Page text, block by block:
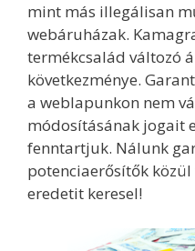
mint más illegálisan
webáruházak.
termékcsalád változó
következménye.
a weblapunkon nem
módosításának jogait
fenntartjuk. Nálunk
potenciaerősítők
eredetit keresel!